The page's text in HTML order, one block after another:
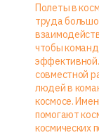
Полеты в
труда
чтобы
совместной
людей в
космосе.
помогают
космических